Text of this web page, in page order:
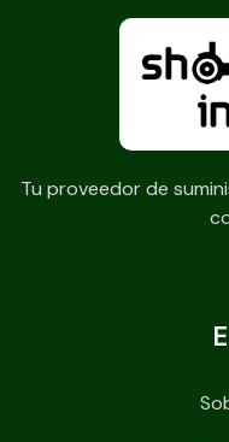
Tu proveedor de